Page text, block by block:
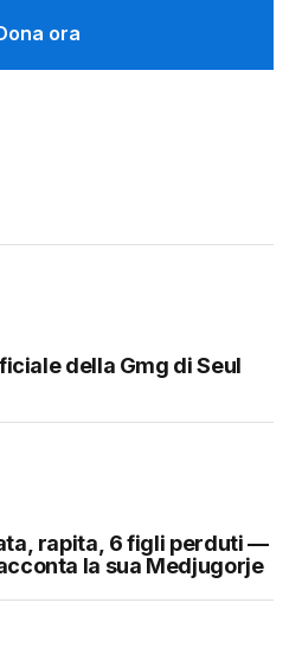
ora
della Gmg di Seul
rapita, 6 figli perduti —
la sua Medjugorje